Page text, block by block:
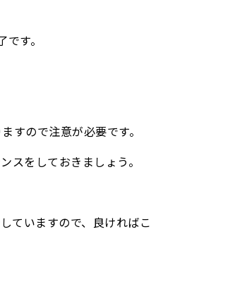
す。
すので注意が必要です。
スをしておきましょう。
ていますので、良ければこ